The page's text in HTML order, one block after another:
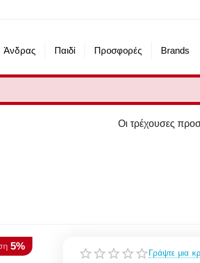
Άνδρας Παιδί Προσφορές Brands
Οι τρέχουσες προσφορές του
Γράψτε μια